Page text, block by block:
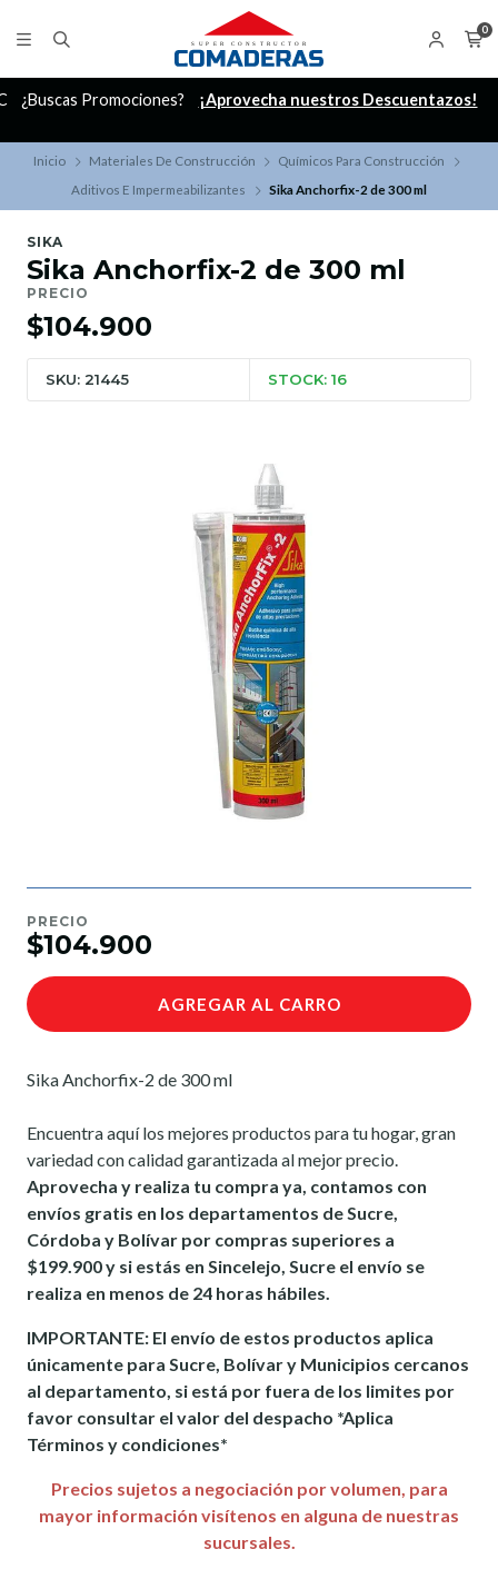
0
¿Buscas Promociones? ¡Aprovecha nuestros Descuentazos!
Inicio Materiales De Construcción
Químicos Para Construcción
Aditivos E Impermeabilizantes
Sika Anchorfix-2 de 300 ml
SIKA
Sika Anchorfix-2 de 300 ml
PRECIO
$104.900
SKU: 21445 STOCK: 16
PRECIO
$104.900
AGREGAR AL CARRO
Sika Anchorfix-2 de 300 ml
Encuentra aquí los mejores productos para tu hogar, gran
variedad con calidad garantizada al mejor precio.
Aprovecha y realiza tu compra ya, contamos con
envíos gratis en los departamentos de Sucre,
Córdoba y Bolívar por compras superiores a
$199.900 y si estás en Sincelejo, Sucre el envío se
realiza en menos de 24 horas hábiles.
IMPORTANTE: El envío de estos productos aplica
únicamente para Sucre, Bolívar y Municipios cercanos
al departamento, si está por fuera de los limites por
favor consultar el valor del despacho *Aplica
Términos y condiciones*
Precios sujetos a negociación por volumen, para
mayor información visítenos en alguna de nuestras
sucursales.